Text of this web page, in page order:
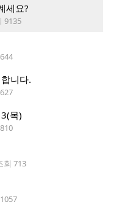
세요?
9135
니다.
목)
회 713